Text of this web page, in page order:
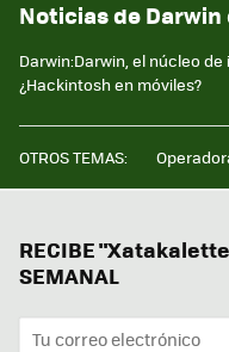
Noticias de
Darwin:Darwin, el núcleo
¿Hackintosh en móviles?
OTROS TEMAS:
RECIBE
SEMANAL